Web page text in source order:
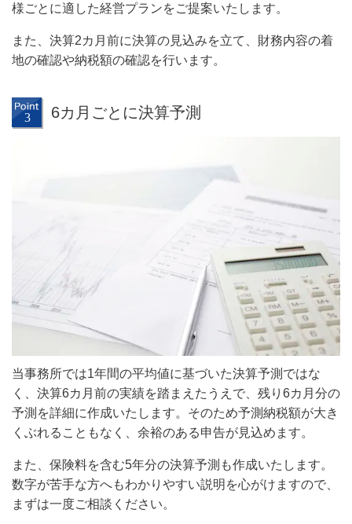
様ごとに適した経営プランをご提案いたします。
また、決算2カ月前に決算の見込みを立て、財務内容の着
地の確認や納税額の確認を行います。
6カ月ごとに決算予測
当事務所では1年間の平均値に基づいた決算予測ではな
く、決算6カ月前の実績を踏まえたうえで、残り6カ月分の
予測を詳細に作成いたします。そのため予測納税額が大き
くぶれることもなく、余裕のある申告が見込めます。
また、保険料を含む5年分の決算予測も作成いたします。
数字が苦手な方へもわかりやすい説明を心がけますので、
まずは一度ご相談ください。